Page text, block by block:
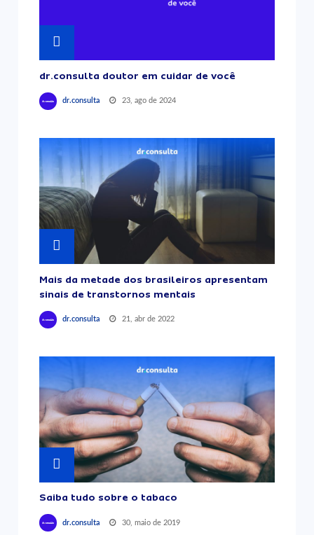
dr.consulta doutor em cuidar de você
dr.consulta 23, ago de 2024
Mais da metade dos brasileiros apresentam
sinais de transtornos mentais
dr.consulta 21, abr de 2022
Saiba tudo sobre o tabaco
dr.consulta 30, maio de 2019